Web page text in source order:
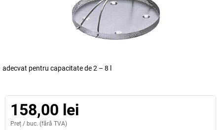
adecvat pentru capacitate de 2 – 8 l
158,00 lei
Preț / buc. (fără TVA)